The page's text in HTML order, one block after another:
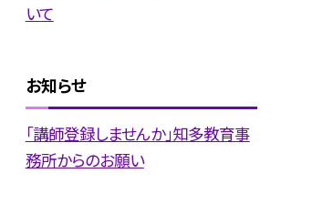
いて
お知らせ
「講師登録しませんか」知多教育事
務所からのお願い